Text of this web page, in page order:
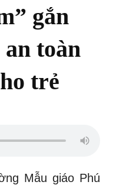
gắn
toàn
trẻ
Mẫu giáo Phú